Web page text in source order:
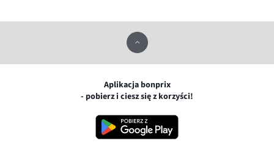
Aplikacja bonprix
- pobierz i ciesz się z korzyści!